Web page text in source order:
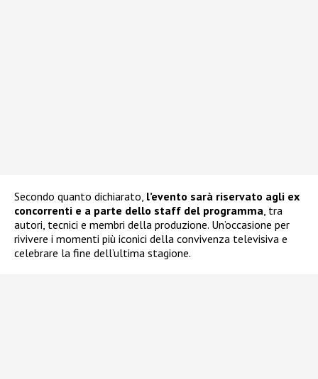
Secondo quanto dichiarato, l’evento sarà riservato agli ex
concorrenti e a parte dello staff del programma, tra
autori, tecnici e membri della produzione. Un’occasione per
rivivere i momenti più iconici della convivenza televisiva e
celebrare la fine dell’ultima stagione.